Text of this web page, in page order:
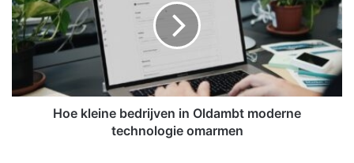
s
t
r
s
k
l
e
e
Hoe kleine bedrijven in Oldambt moderne
technologie omarmen